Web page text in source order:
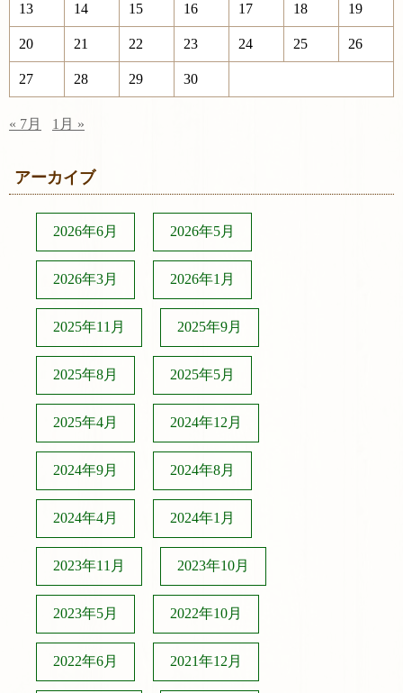
13 14 15 16 17 18 19
20 21 22 23 24 25 26
27 28 29 30
« 7月 1月 »
アーカイブ
2026年6月 2026年5月
2026年3月 2026年1月
2025年11月 2025年9月
2025年8月 2025年5月
2025年4月 2024年12月
2024年9月 2024年8月
2024年4月 2024年1月
2023年11月 2023年10月
2023年5月 2022年10月
2022年6月 2021年12月